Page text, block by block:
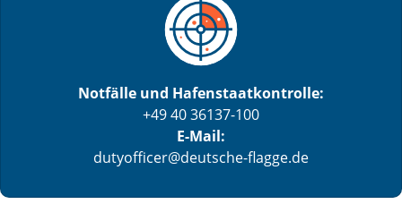
Notfälle und Hafenstaatkontrolle:
+49 40 36137-100
E-Mail:
dutyofficer@deutsche-flagge.de